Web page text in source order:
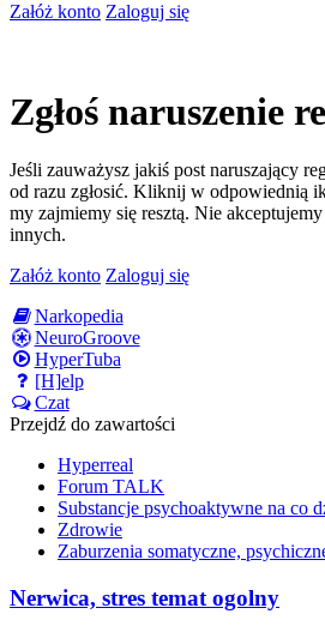
Załóż konto Zaloguj się
Zgłoś naruszenie
Jeśli zauważysz jakiś post naruszający
od razu zgłosić. Kliknij w odpowiednią
my zajmiemy się resztą. Nie
innych.
Załóż konto Zaloguj się
Narkopedia
NeuroGroove
HyperTuba
[H]elp
Czat
Przejdź do zawartości
Hyperreal
Forum TALK
Substancje psychoaktywne na co
Zdrowie
Zaburzenia somatyczne,
Nerwica, stres temat ogolny